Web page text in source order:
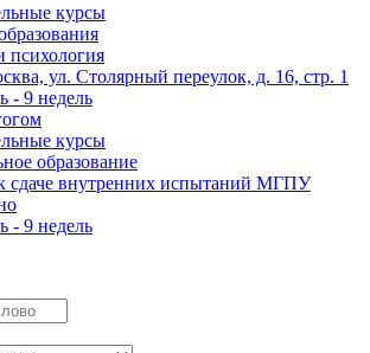
курсы
психология
ул. Столярный переулок, д. 16, стр. 1
- 9 недель
курсы
образование
сдаче внутренних испытаний МГПУ
- 9 недель